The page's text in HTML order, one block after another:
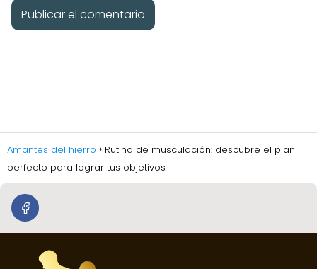
Amantes del hierro
Rutina de musculación: descubre el plan
perfecto para lograr tus objetivos